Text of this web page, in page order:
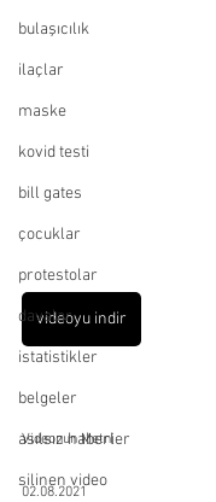
bulaşıcılık
ilaçlar
maske
kovid testi
bill gates
çocuklar
protestolar
davalar
istatistikler
belgeler
asılsız haberler
silinen video
videoyu indir
Videonun Metni
02.08.2021